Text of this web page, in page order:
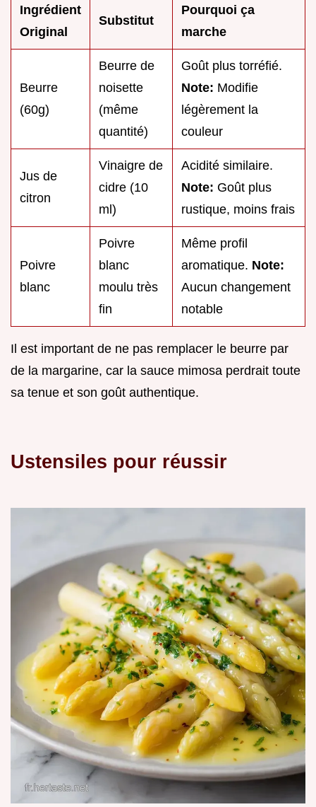
Ingrédient
Original
Substitut
Pourquoi ça
marche
Beurre
(60g)
Beurre de
noisette
(même
quantité)
Goût plus torréfié.
Note: Modifie
légèrement la
couleur
Jus de
citron
Vinaigre de
cidre (10
ml)
Acidité similaire.
Note: Goût plus
rustique, moins frais
Poivre
blanc
Poivre
blanc
moulu très
fin
Même profil
aromatique. Note:
Aucun changement
notable
Il est important de ne pas remplacer le beurre par
de la margarine, car la sauce mimosa perdrait toute
sa tenue et son goût authentique.
Ustensiles pour réussir